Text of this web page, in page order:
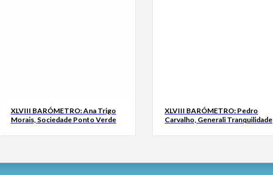
XLVIII BARÓMETRO: Ana Trigo
Morais, Sociedade Ponto Verde
XLVIII BARÓMETRO: Pedro
Carvalho, Generali Tranquilidade